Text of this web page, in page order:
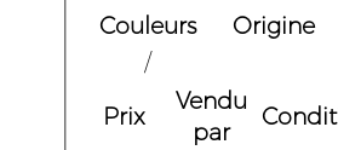
Couleurs
Origine
/
Prix
Vendu
par